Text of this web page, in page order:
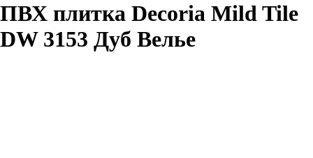
ПВХ плитка Decoria Mild Tile
DW 3153 Дуб Велье